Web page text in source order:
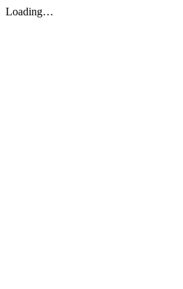
Loading…